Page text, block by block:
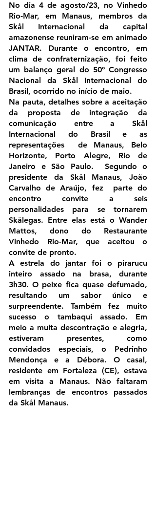
No dia 4 de agosto/23, no Vinhedo
Rio-Mar, em Manaus, membros da
Skål Internacional da capital
amazonense reuniram-se em animado
JANTAR. Durante o encontro, em
clima de confraternização, foi feito
um balanço geral do 50º Congresso
Nacional da Skål Internacional do
Brasil, ocorrido no início de maio.
Na pauta, detalhes sobre a aceitação
da proposta de integração da
comunicação entre a Skål
Internacional do Brasil e as
representações  de Manaus, Belo
Horizonte, Porto Alegre, Rio de
Janeiro e São Paulo.  Segundo o
presidente da Skål Manaus, João
Carvalho de Araújo, fez  parte do
encontro convite a seis
personalidades para se tornarem
Skålegas. Entre elas está o Wander
Mattos, dono do Restaurante
Vinhedo Rio-Mar, que aceitou o
convite de pronto.
A estrela do jantar foi o pirarucu
inteiro assado na brasa, durante
3h30. O peixe fica quase defumado,
resultando um sabor único e
surpreendente. Também fez muito
sucesso o tambaqui assado. Em
meio a muita descontração e alegria,
estiveram presentes, como
convidados especiais, o Pedrinho
Mendonça e a Débora. O casal,
residente em Fortaleza (CE), estava
em visita a Manaus. Não faltaram
lembranças de encontros passados
da Skål Manaus.